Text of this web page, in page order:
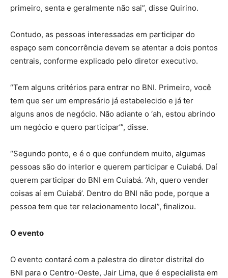
primeiro, senta e geralmente não sai”, disse Quirino.
Contudo, as pessoas interessadas em participar do
espaço sem concorrência devem se atentar a dois pontos
centrais, conforme explicado pelo diretor executivo.
“Tem alguns critérios para entrar no BNI. Primeiro, você
tem que ser um empresário já estabelecido e já ter
alguns anos de negócio. Não adiante o ‘ah, estou abrindo
um negócio e quero participar’”, disse.
“Segundo ponto, e é o que confundem muito, algumas
pessoas são do interior e querem participar e Cuiabá. Daí
querem participar do BNI em Cuiabá. ‘Ah, quero vender
coisas aí em Cuiabá’. Dentro do BNI não pode, porque a
pessoa tem que ter relacionamento local”, finalizou.
O evento
O evento contará com a palestra do diretor distrital do
BNI para o Centro-Oeste, Jair Lima, que é especialista em